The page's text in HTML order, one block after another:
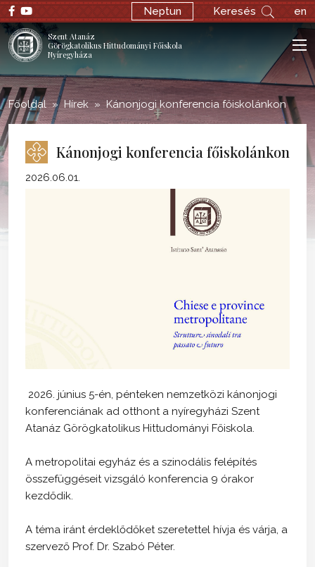
; Neptun Keresés en
Szent Atanáz
Görögkatolikus Hittudományi Főiskola
Nyíregyháza
Főoldal Hírek Kánonjogi konferencia főiskolánkon
Kánonjogi konferencia főiskolánkon
2026.06.01.
2026. június 5-én, pénteken nemzetközi kánonjogi
konferenciának ad otthont a nyíregyházi Szent
Atanáz Görögkatolikus Hittudományi Főiskola.
A metropolitai egyház és a szinodális felépítés
összefüggéseit vizsgáló konferencia 9 órakor
kezdődik.
A téma iránt érdeklődőket szeretettel hívja és várja, a
szervező Prof. Dr. Szabó Péter.